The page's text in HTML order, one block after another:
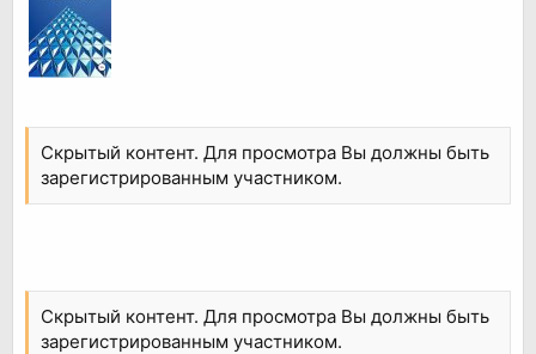
Скрытый контент. Для просмотра Вы должны быть
зарегистрированным участником.
Скрытый контент. Для просмотра Вы должны быть
зарегистрированным участником.